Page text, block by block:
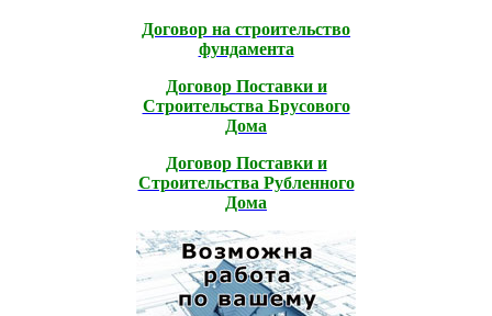
Договор на строительство
фундамента
Договор Поставки и
Строительcтва Брусового
Дома
Договор Поставки и
Строительcтва Рубленного
Дома